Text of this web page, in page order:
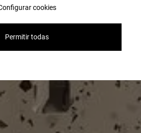
cookies
Permitir todas